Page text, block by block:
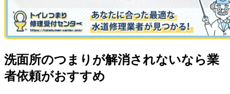
洗面所のつまりが解消されないなら業
者依頼がおすすめ